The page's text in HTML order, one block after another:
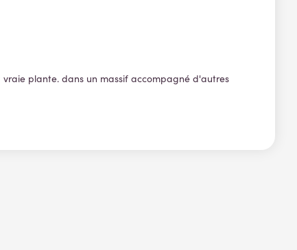
plante. dans un massif accompagné d'autres